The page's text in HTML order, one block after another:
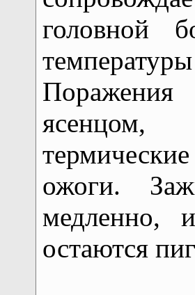
головной
Поражения
ожоги.
медленно,
остаются